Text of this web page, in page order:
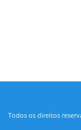
Todos os direitos